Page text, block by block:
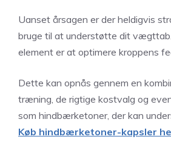
Uanset årsagen er der heldigvis
bruge til at understøtte dit
element er at optimere kroppens
Dette kan opnås gennem en
træning, de rigtige kostvalg og
som hindbærketoner, der kan
Køb hindbærketoner-kapsler